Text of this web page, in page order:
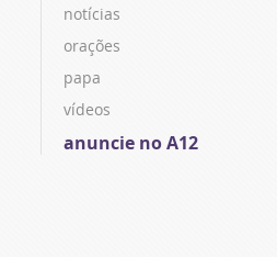
notícias
orações
papa
vídeos
anuncie no A12